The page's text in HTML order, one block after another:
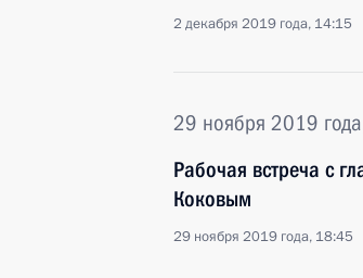
2 декабря 2019 года, 14:15
29 ноября 2019
Рабочая встреча с
Коковым
29 ноября 2019 года, 18:45